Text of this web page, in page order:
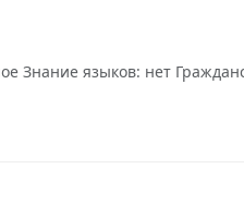
Знание языков: нет